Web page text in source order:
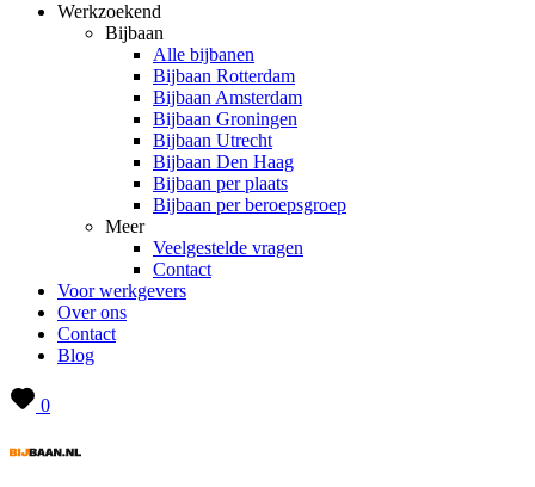
Werkzoekend
Bijbaan
Alle bijbanen
Bijbaan Rotterdam
Bijbaan Amsterdam
Bijbaan Groningen
Bijbaan Utrecht
Bijbaan Den Haag
Bijbaan per plaats
Bijbaan per beroepsgroep
Meer
Veelgestelde vragen
Contact
Voor werkgevers
Over ons
Contact
Blog
0